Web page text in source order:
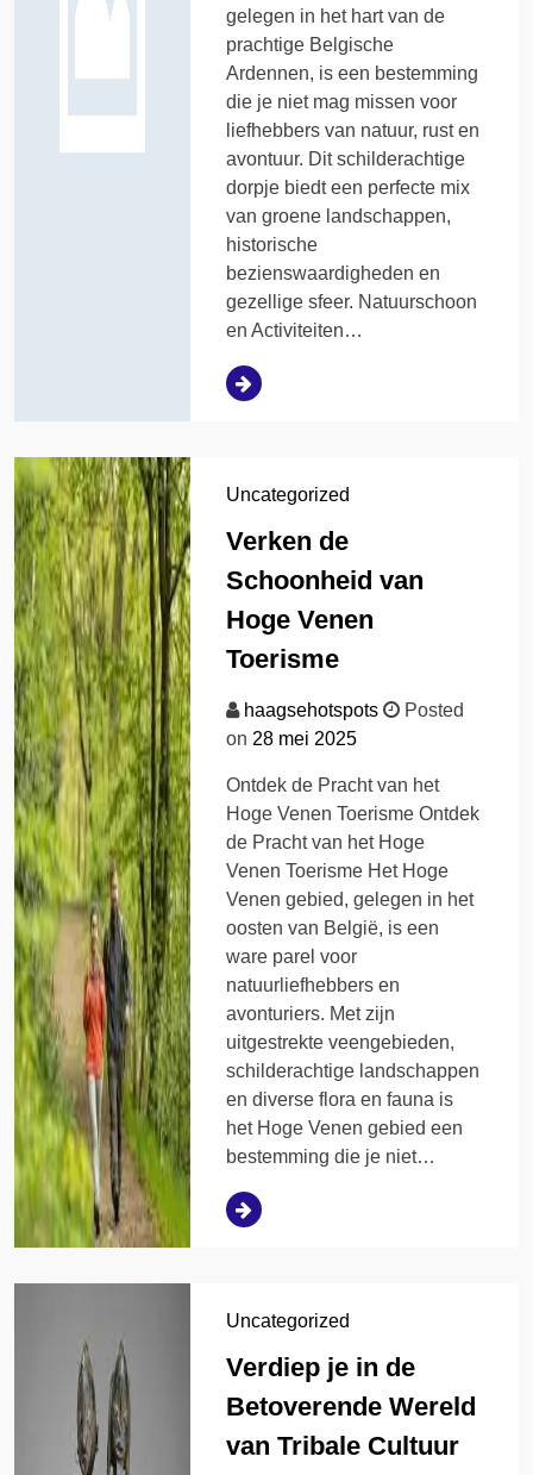
gelegen in het hart van de
prachtige Belgische
Ardennen, is een bestemming
die je niet mag missen voor
liefhebbers van natuur, rust en
avontuur. Dit schilderachtige
dorpje biedt een perfecte mix
van groene landschappen,
historische
bezienswaardigheden en
gezellige sfeer. Natuurschoon
en Activiteiten…
Uncategorized
Verken de
Schoonheid van
Hoge Venen
Toerisme
haagsehotspots
Posted
on28 mei 2025
Ontdek de Pracht van het
Hoge Venen Toerisme Ontdek
de Pracht van het Hoge
Venen Toerisme Het Hoge
Venen gebied, gelegen in het
oosten van België, is een
ware parel voor
natuurliefhebbers en
avonturiers. Met zijn
uitgestrekte veengebieden,
schilderachtige landschappen
en diverse flora en fauna is
het Hoge Venen gebied een
bestemming die je niet…
Uncategorized
Verdiep je in de
Betoverende Wereld
van Tribale Cultuur